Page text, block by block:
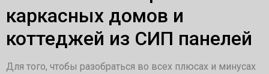
каркасных домов и
коттеджей из СИП панелей
Для того, чтобы разобраться во всех плюсах и минусах